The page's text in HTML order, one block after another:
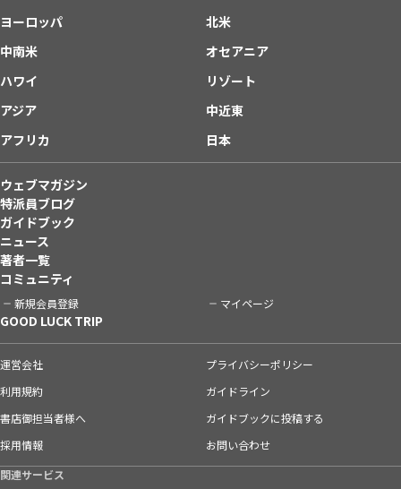
ヨーロッパ
北米
中南米
オセアニア
ハワイ
リゾート
アジア
中近東
アフリカ
日本
ウェブマガジン
特派員ブログ
ガイドブック
ニュース
著者一覧
コミュニティ
新規会員登録 マイページ
GOOD LUCK TRIP
運営会社
プライバシーポリシー
利用規約
ガイドライン
書店御担当者様へ
ガイドブックに投稿する
採用情報
お問い合わせ
関連サービス